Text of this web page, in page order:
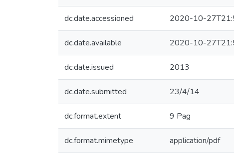
dc.date.accessioned 2020-10-
dc.date.available 2020-10-
dc.date.issued 2013
dc.date.submitted 23/4/14
dc.format.extent 9 Pag
dc.format.mimetype application/pdf